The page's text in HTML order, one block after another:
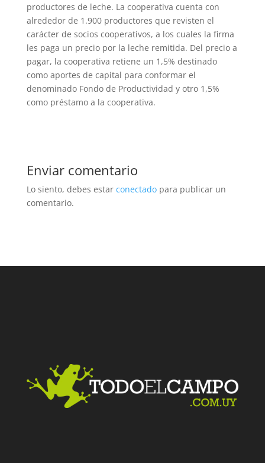
productores de leche. La cooperativa cuenta con
alrededor de 1.900 productores que revisten el
carácter de socios cooperativos, a los cuales la firma
les paga un precio por la leche remitida. Del precio a
pagar, la cooperativa retiene un 1,5% destinado
como aportes de capital para conformar el
denominado Fondo de Productividad y otro 1,5%
como préstamo a la cooperativa.
Enviar comentario
Lo siento, debes estar conectadopara publicar un
comentario.
Facebook